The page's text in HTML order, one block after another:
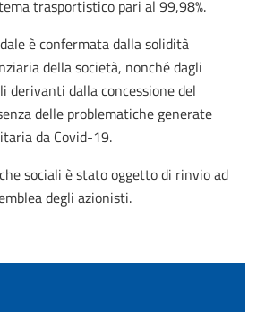
trasportistico pari al 99,98%.
è confermata dalla solidità
della società, nonché dagli
derivanti dalla concessione del
delle problematiche generate
da Covid-19.
sociali è stato oggetto di rinvio ad
degli azionisti.